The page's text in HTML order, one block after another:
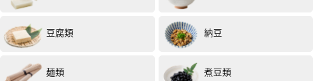
豆腐類 納豆
麺類 煮豆類